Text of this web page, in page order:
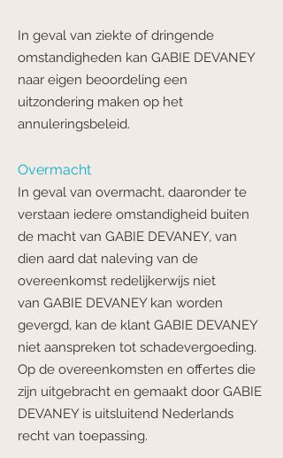
In geval van ziekte of dringende
omstandigheden kan GABIE DEVANEY
naar eigen beoordeling een
uitzondering maken op het
annuleringsbeleid.
Overmacht
In geval van overmacht, daaronder te
verstaan iedere omstandigheid buiten
de macht van GABIE DEVANEY, van
dien aard dat naleving van de
overeenkomst redelijkerwijs niet
van GABIE DEVANEY kan worden
gevergd, kan de klant GABIE DEVANEY
niet aanspreken tot schadevergoeding.
Op de overeenkomsten en offertes die
zijn uitgebracht en gemaakt door GABIE
DEVANEY is uitsluitend Nederlands
recht van toepassing.